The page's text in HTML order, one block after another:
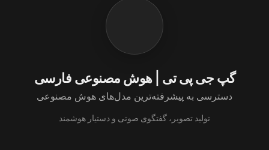
گپ جی پی تی | هوش مصنوعی فارسی
دسترسی به پیشرفته‌ترین مدل‌های هوش مصنوعی
تولید تصویر، گفتگوی صوتی و دستیار هوشمند